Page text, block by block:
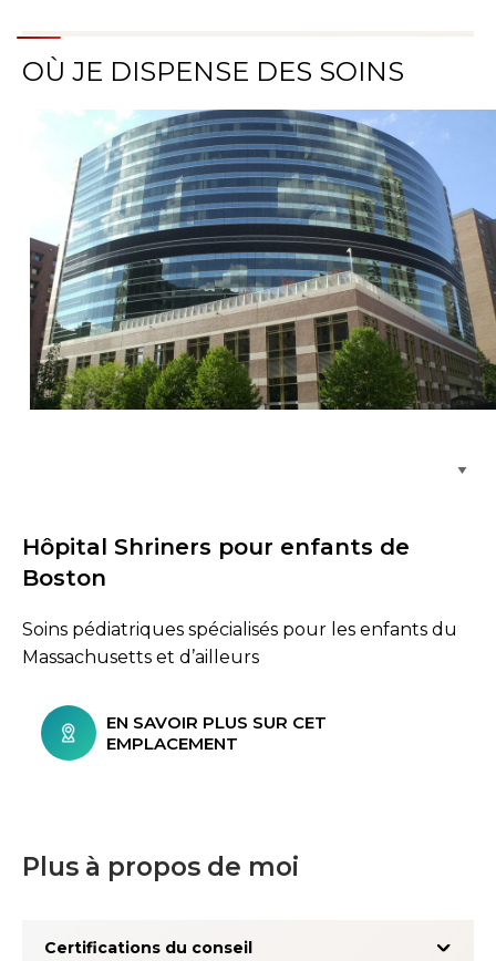
OÙ JE DISPENSE DES SOINS
Hôpital Shriners pour enfants de
Boston
Soins pédiatriques spécialisés pour les enfants du
Massachusetts et d’ailleurs
EN SAVOIR PLUS SUR CET
EMPLACEMENT
Plus à propos de moi
Certifications du conseil